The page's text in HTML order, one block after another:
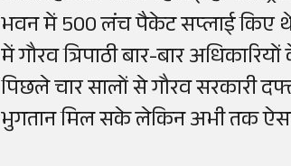
भवन में 500 लंच पैकेट सप्लाई किए
में गौरव त्रिपाठी बार-बार
पिछले चार सालों से गौरव सरकारी
भुगतान मिल सके लेकिन अभी तक